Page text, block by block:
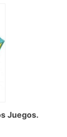
Juegos.